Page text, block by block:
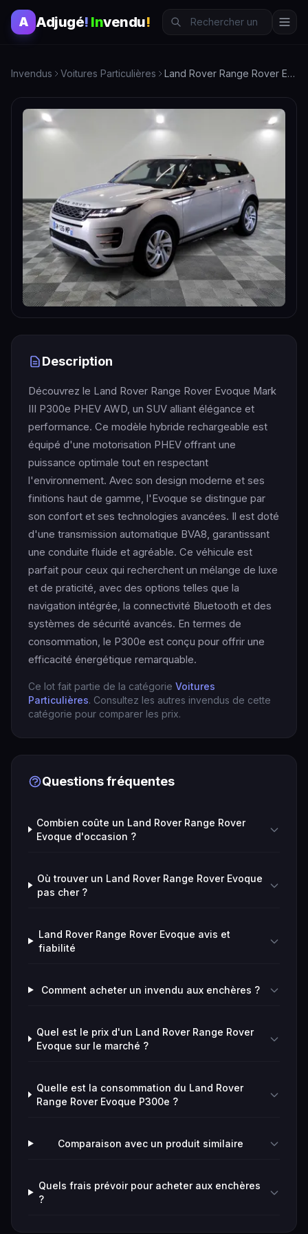
A Adjugé! Invendu!
Invendus Voitures Particulières Land Rover Range Rover Evoque P300e PHEV AWD - SUV d'exception
Description
Découvrez le Land Rover Range Rover Evoque Mark
III P300e PHEV AWD, un SUV alliant élégance et
performance. Ce modèle hybride rechargeable est
équipé d'une motorisation PHEV offrant une
puissance optimale tout en respectant
l'environnement. Avec son design moderne et ses
finitions haut de gamme, l'Evoque se distingue par
son confort et ses technologies avancées. Il est doté
d'une transmission automatique BVA8, garantissant
une conduite fluide et agréable. Ce véhicule est
parfait pour ceux qui recherchent un mélange de luxe
et de praticité, avec des options telles que la
navigation intégrée, la connectivité Bluetooth et des
systèmes de sécurité avancés. En termes de
consommation, le P300e est conçu pour offrir une
efficacité énergétique remarquable.
Ce lot fait partie de la catégorie Voitures
Particulières. Consultez les autres invendus de cette
catégorie pour comparer les prix.
Questions fréquentes
Combien coûte un Land Rover Range Rover
Evoque d'occasion ?
Où trouver un Land Rover Range Rover Evoque
pas cher ?
Land Rover Range Rover Evoque avis et
fiabilité
Comment acheter un invendu aux enchères ?
Quel est le prix d'un Land Rover Range Rover
Evoque sur le marché ?
Quelle est la consommation du Land Rover
Range Rover Evoque P300e ?
Comparaison avec un produit similaire
Quels frais prévoir pour acheter aux enchères
?